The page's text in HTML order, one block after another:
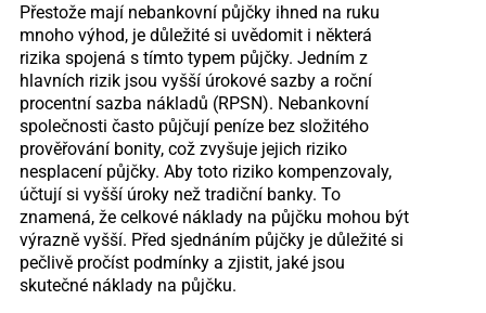
Přestože mají nebankovní půjčky ihned na ruku
mnoho výhod, je důležité si uvědomit i některá
rizika spojená s tímto typem půjčky. Jedním z
hlavních rizik jsou vyšší úrokové sazby a roční
procentní sazba nákladů (RPSN). Nebankovní
společnosti často půjčují peníze bez složitého
prověřování bonity, což zvyšuje jejich riziko
nesplacení půjčky. Aby toto riziko kompenzovaly,
účtují si vyšší úroky než tradiční banky. To
znamená, že celkové náklady na půjčku mohou být
výrazně vyšší. Před sjednáním půjčky je důležité si
pečlivě pročíst podmínky a zjistit, jaké jsou
skutečné náklady na půjčku.